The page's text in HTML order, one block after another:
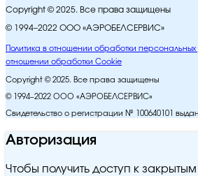
Copyright © 2025. Все права защищены
© 1994–2022 ООО «АЭРОБЕЛСЕРВИС»
Политика в отношении обработки персональных
отношении обработки Cookie
Copyright © 2025. Все права защищены
© 1994–2022 ООО «АЭРОБЕЛСЕРВИС»
Свидетельство о регистрации № 100640101
Авторизация
Чтобы получить доступ к